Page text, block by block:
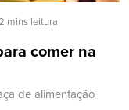
mins leitura
comer na
de alimentação